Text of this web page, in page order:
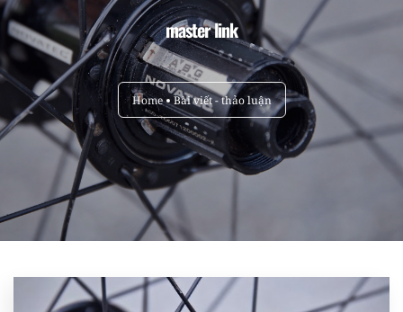
Sản phẩm
Hỏi đáp nhanh
Nhật ký sửa chữa
About
Login
master link
Home Bài viết - thảo luận